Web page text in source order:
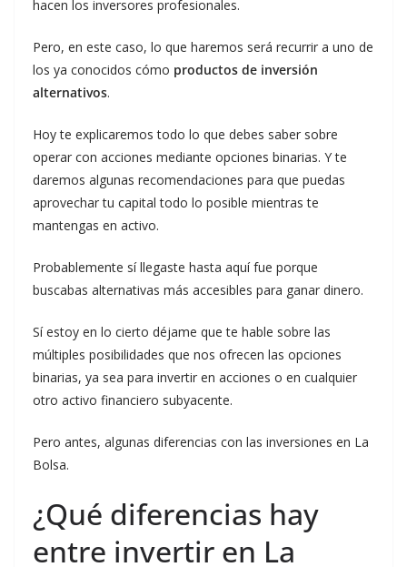
hacen los inversores profesionales.
Pero, en este caso, lo que haremos será recurrir a uno de
los ya conocidos cómo productos de inversión
alternativos.
Hoy te explicaremos todo lo que debes saber sobre
operar con acciones mediante opciones binarias. Y te
daremos algunas recomendaciones para que puedas
aprovechar tu capital todo lo posible mientras te
mantengas en activo.
Probablemente sí llegaste hasta aquí fue porque
buscabas alternativas más accesibles para ganar dinero.
Sí estoy en lo cierto déjame que te hable sobre las
múltiples posibilidades que nos ofrecen las opciones
binarias, ya sea para invertir en acciones o en cualquier
otro activo financiero subyacente.
Pero antes, algunas diferencias con las inversiones en La
Bolsa.
¿Qué diferencias hay
entre invertir en La